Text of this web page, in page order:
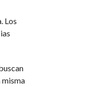
Los
misma